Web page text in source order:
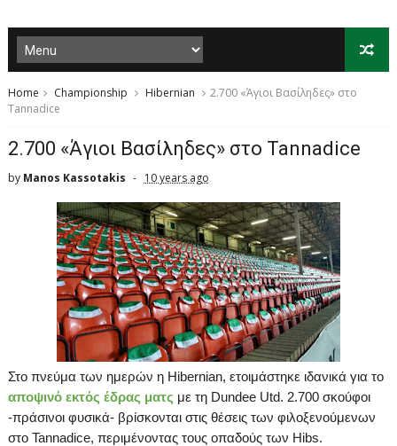
Home Championship Hibernian
2.700 «Άγιοι Βασίληδες» στο
Tannadice
2.700 «Άγιοι Βασίληδες» στο Tannadice
by Manos Kassotakis 10 years ago
Στο πνεύμα των ημερών η Hibernian, ετοιμάστηκε ιδανικά για το
αποψινό εκτός έδρας ματς με τη Dundee Utd. 2.700 σκούφοι
-πράσινοι φυσικά- βρίσκονται στις θέσεις των φιλοξενούμενων
στο Tannadice, περιμένοντας τους οπαδούς των Ηibs.